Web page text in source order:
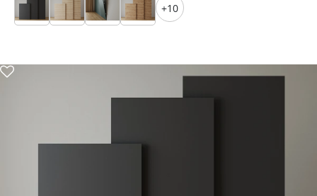
+10